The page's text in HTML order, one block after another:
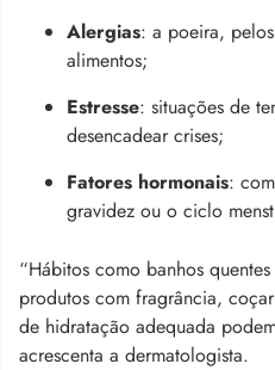
Alergias: a poeira,
alimentos;
Estresse: situações de
desencadear crises;
Fatores hormonais:
gravidez ou o ciclo
“Hábitos como banhos
produtos com fragrância,
de hidratação adequada
acrescenta a dermatologista.